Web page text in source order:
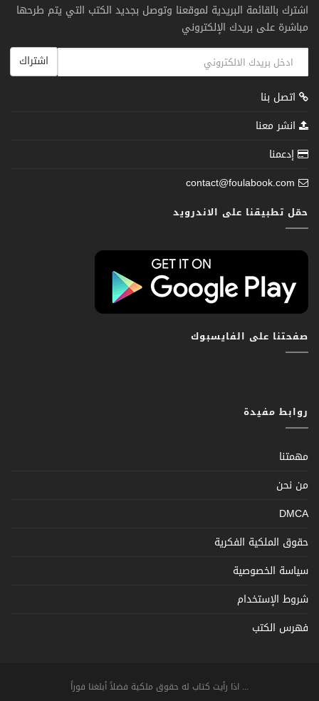
اشترك بالقائمة البريدية لموقعنا وتوصل بجديد الكتب التي يتم طرحها
مباشرة على بريدك الإلكتروني
اشتراك
اتصل بنا
انشر معنا
إدعمنا
contact@foulabook.com
حمّل تطبيقنا على الاندرويد
صفحتنا على الفايسبوك
روابط مفيدة
مهمتنا
من نحن
DMCA
حقوق الملكية الفكرية
سياسة الخصوصية
شروط الإستخدام
فهرس الكتب
... اذا رأيت كتاب له حقوق ملكية فضلاً أبلغنا فوراً